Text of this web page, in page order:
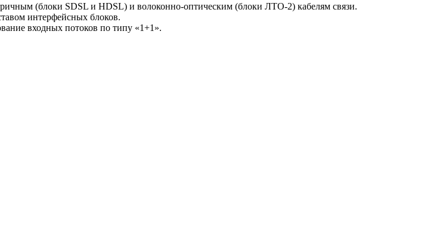
(блоки SDSL и HDSL) и волоконно-оптическим (блоки ЛТО-2) кабелям связи.
интерфейсных блоков.
входных потоков по типу «1+1».